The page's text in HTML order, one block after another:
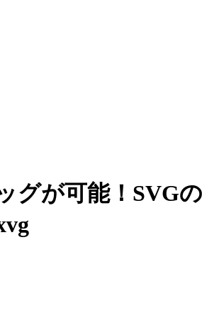
グが可能！SVG